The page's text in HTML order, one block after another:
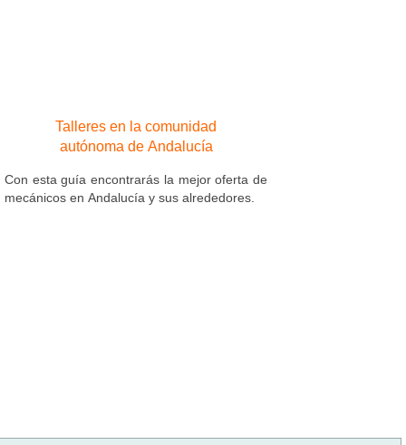
Talleres en la comunidad
autónoma de Andalucía
Con esta guía encontrarás la mejor oferta de
mecánicos en Andalucía y sus alrededores.